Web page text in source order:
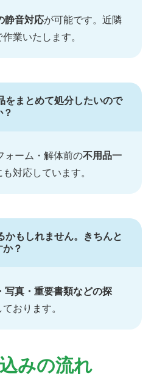
静音対応が可能です。近隣
業いたします。
をまとめて処分したいので
ォーム・解体前の不用品一
も対応しています。
かもしれません。きちんと
？
写真・重要書類などの探
おります。
みの流れ